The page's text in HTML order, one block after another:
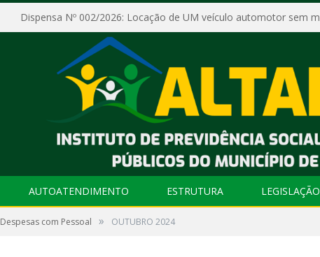
AUTOATENDIMENTO ESTRUTURA LEGISLAÇÃO
Despesas com Pessoal » OUTUBRO 2024